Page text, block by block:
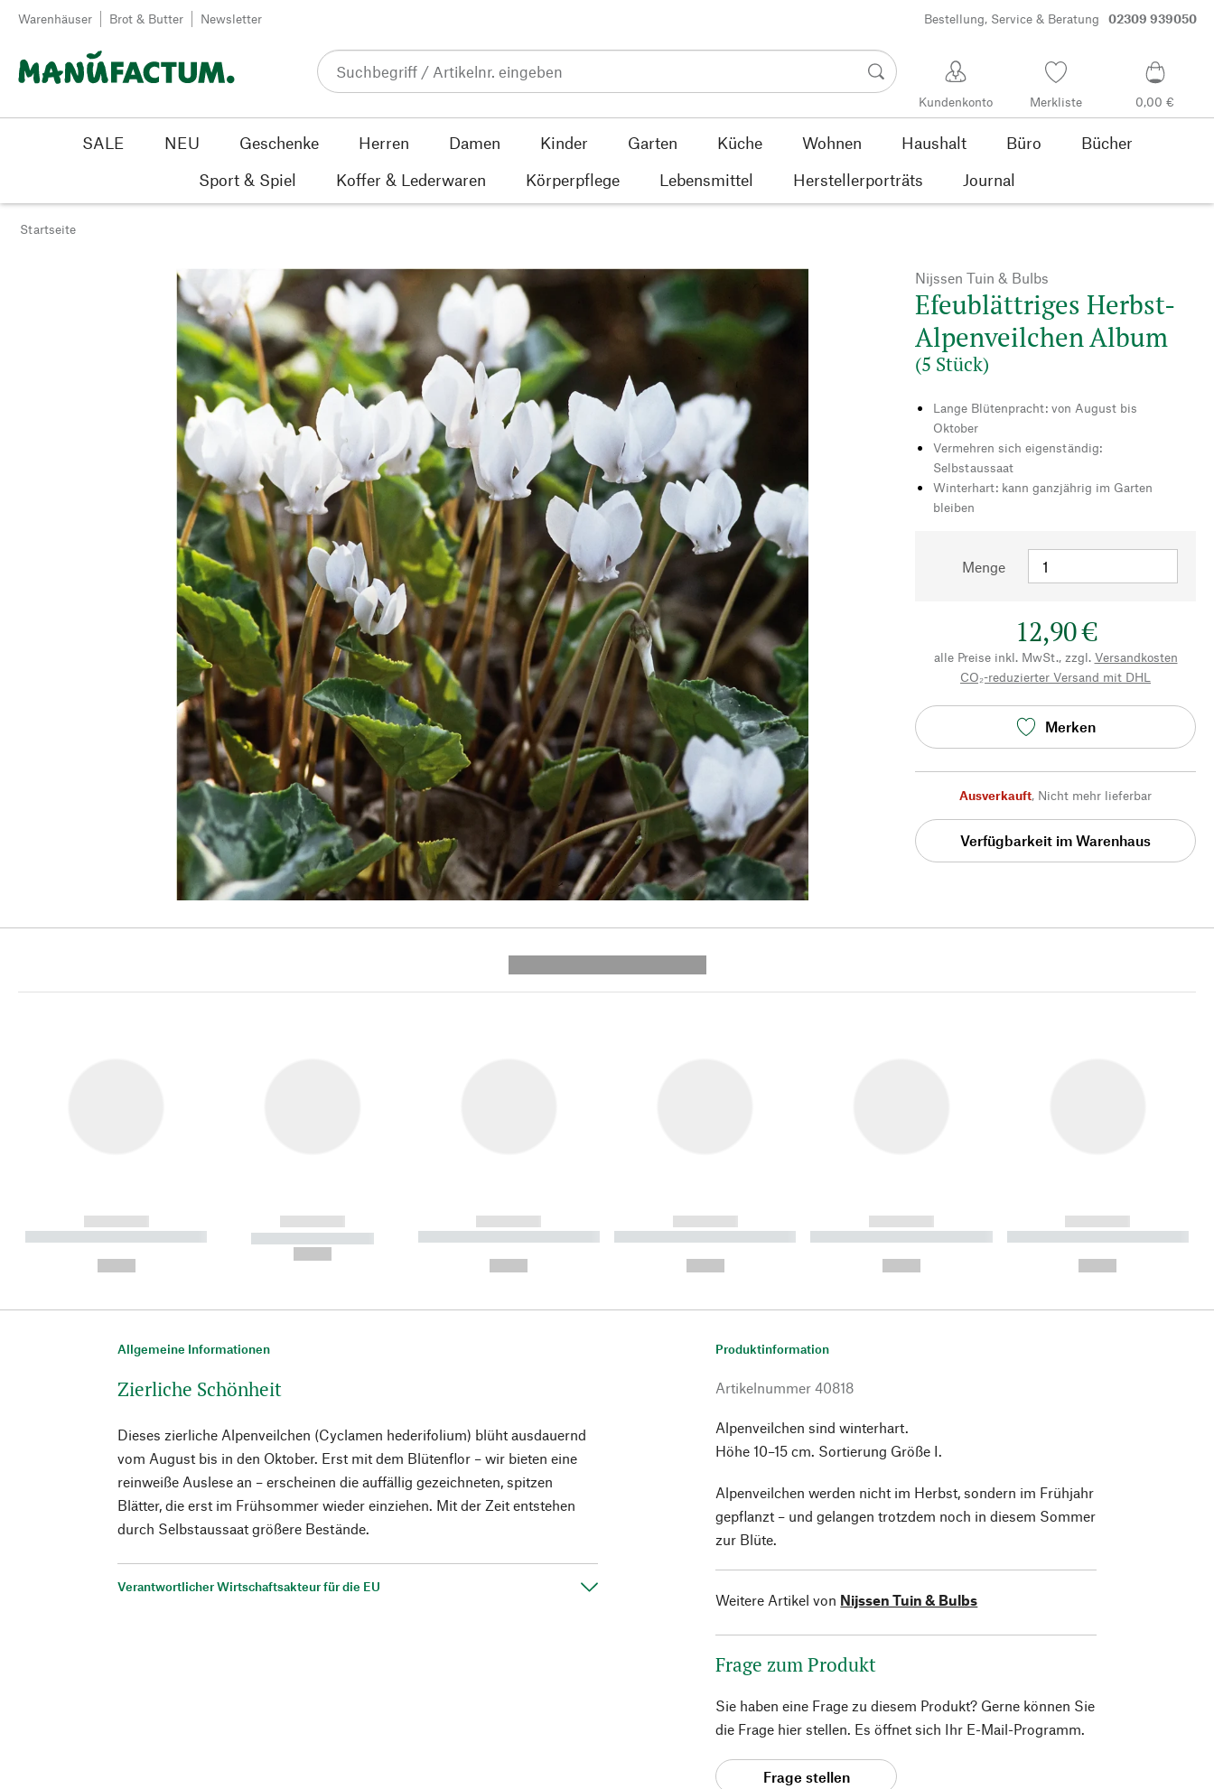
Zum Inhalt springen
Warenhäuser Brot & Butter Newsletter Bestellung, Service & Beratung 02309 939050
Kundenkonto Merkliste 0,00 €
SALE NEU Geschenke Herren Damen Kinder Garten Küche Wohnen Haushalt Büro
Bücher
Sport & Spiel
Koffer & Lederwaren Körperpflege Lebensmittel Herstellerporträts Journal
Startseite
Nijssen Tuin & Bulbs
Efeublättriges Herbst-
Alpenveilchen Album
(5 Stück)
Lange Blütenpracht: von August bis
Oktober
Vermehren sich eigenständig:
Selbstaussaat
Winterhart: kann ganzjährig im Garten
bleiben
Menge
12,90 €
alle Preise inkl. MwSt., zzgl. Versandkosten
CO₂-reduzierter Versand mit DHL
Merken
Ausverkauft, Nicht mehr lieferbar
Verfügbarkeit im Warenhaus
------------
----------- ----------- ----------
------------
----------- -----------
------------
----------- ----------- ----------
------------
----------- ----------- ----------
------------
----------- ----------- ----------
------------
----------- ----------- ----------
Allgemeine Informationen
Zierliche Schönheit
Dieses zierliche Alpenveilchen (Cyclamen hederifolium) blüht ausdauernd
vom August bis in den Oktober. Erst mit dem Blütenflor – wir bieten eine
reinweiße Auslese an – erscheinen die auffällig gezeichneten, spitzen
Blätter, die erst im Frühsommer wieder einziehen. Mit der Zeit entstehen
durch Selbstaussaat größere Bestände.
Verantwortlicher Wirtschaftsakteur für die EU
Produktinformation
Artikelnummer 40818
Alpenveilchen sind winterhart.
Höhe 10–15 cm. Sortierung Größe I.
Alpenveilchen werden nicht im Herbst, sondern im Frühjahr
gepflanzt – und gelangen trotzdem noch in diesem Sommer
zur Blüte.
Weitere Artikel von Nijssen Tuin & Bulbs
Frage zum Produkt
Sie haben eine Frage zu diesem Produkt? Gerne können Sie
die Frage hier stellen. Es öffnet sich Ihr E-Mail-Programm.
Frage stellen